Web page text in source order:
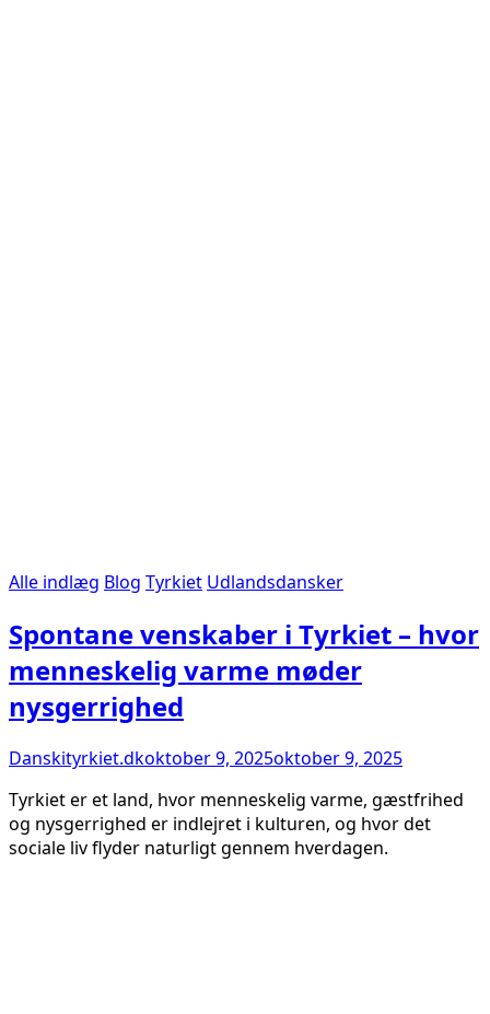
Alle indlæg Blog Tyrkiet Udlandsdansker
Spontane venskaber i Tyrkiet – hvor
menneskelig varme møder
nysgerrighed
Danskityrkiet.dkoktober 9, 2025oktober 9, 2025
Tyrkiet er et land, hvor menneskelig varme, gæstfrihed
og nysgerrighed er indlejret i kulturen, og hvor det
sociale liv flyder naturligt gennem hverdagen.